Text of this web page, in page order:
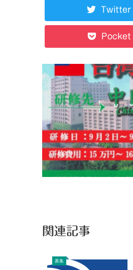
Twitter
Pocket
関連記事
募集